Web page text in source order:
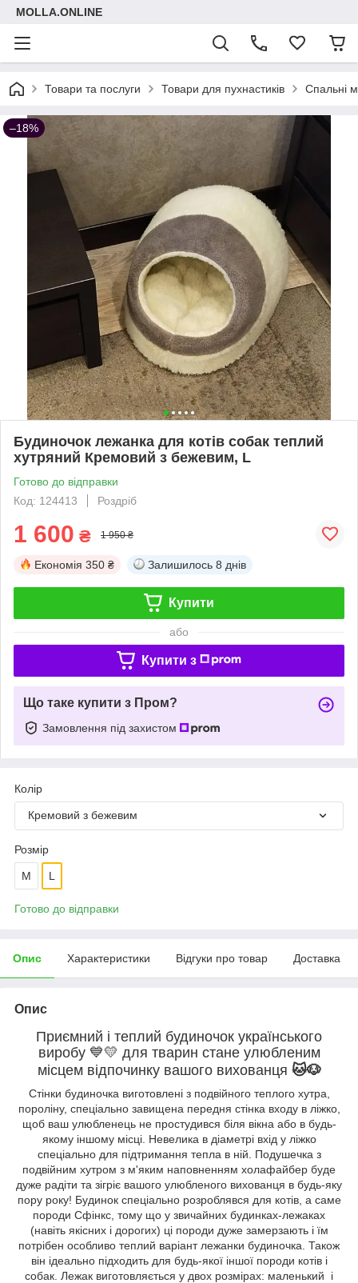
MOLLA.ONLINE
Товари та послуги Товари для пухнастиків Спальні
–18%
Будиночок лежанка для котів собак теплий
хутряний Кремовий з бежевим, L
Готово до відправки
Код: 124413
Роздріб
1 600 ₴ 1 950 ₴
Економія 350 ₴ Залишилось 8 днів
Купити
або
Купити з
Що таке купити з Пром?
Замовлення під захистом
Колір
Кремовий з бежевим
Розмір
M L
Готово до відправки
Опис Характеристики Відгуки про товар Доставка
Опис
Приємний і теплий будиночок українського
виробу 💙💛 для тварин стане улюбленим
місцем відпочинку вашого вихованця 🐱🐶
Стінки будиночка виготовлені з подвійного теплого хутра,
пороліну, спеціально завищена передня стінка входу в ліжко,
щоб ваш улюбленець не простудився біля вікна або в будь-
якому іншому місці. Невелика в діаметрі вхід у ліжко
спеціально для підтримання тепла в ній. Подушечка з
подвійним хутром з м'яким наповненням холафайбер буде
дуже радіти та зігріє вашого улюбленого вихованця в будь-яку
пору року! Будинок спеціально розроблявся для котів, а саме
породи Сфінкс, тому що у звичайних будинках-лежаках
(навіть якісних і дорогих) ці породи дуже замерзають і їм
потрібен особливо теплий варіант лежанки будиночка. Також
він ідеально підходить для будь-якої іншої породи котів і
собак. Лежак виготовляється у двох розмірах: маленький і